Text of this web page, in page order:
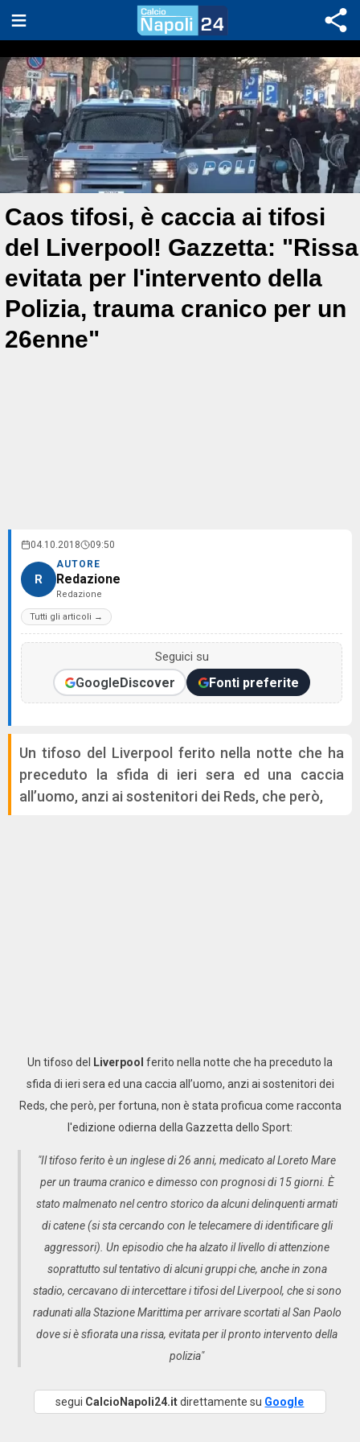
Caos tifosi, è caccia ai tifosi
del Liverpool! Gazzetta: "Rissa
evitata per l'intervento della
Polizia, trauma cranico per un
26enne"
04.10.2018 09:50
R
AUTORE
Redazione
Redazione
Tutti gli articoli →
Seguici su
GoogleDiscover Fonti preferite
Un tifoso del Liverpool ferito nella notte che ha
preceduto la sfida di ieri sera ed una caccia
all’uomo, anzi ai sostenitori dei Reds, che però,
Un tifoso del Liverpool ferito nella notte che ha preceduto la
sfida di ieri sera ed una caccia all’uomo, anzi ai sostenitori dei
Reds, che però, per fortuna, non è stata proficua come racconta
l'edizione odierna della Gazzetta dello Sport:
"Il tifoso ferito è un inglese di 26 anni, medicato al Loreto Mare
per un trauma cranico e dimesso con prognosi di 15 giorni. È
stato malmenato nel centro storico da alcuni delinquenti armati
di catene (si sta cercando con le telecamere di identificare gli
aggressori). Un episodio che ha alzato il livello di attenzione
soprattutto sul tentativo di alcuni gruppi che, anche in zona
stadio, cercavano di intercettare i tifosi del Liverpool, che si sono
radunati alla Stazione Marittima per arrivare scortati al San Paolo
dove si è sfiorata una rissa, evitata per il pronto intervento della
polizia"
segui CalcioNapoli24.itdirettamente su Google